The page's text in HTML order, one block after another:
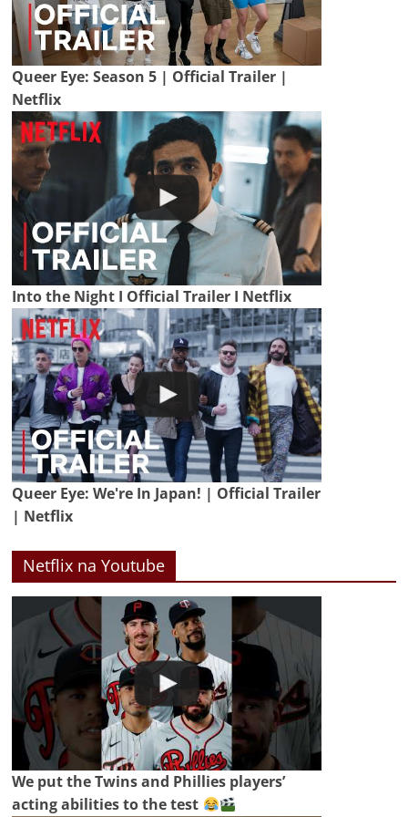
Queer Eye: Season 5 | Official Trailer |
Netflix
Into the Night I Official Trailer I Netflix
Queer Eye: We're In Japan! | Official Trailer
| Netflix
Netflix na Youtube
We put the Twins and Phillies players’
acting abilities to the test